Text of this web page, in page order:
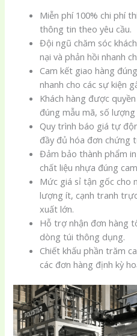
Miễn phí 100% chi phí
thông tin theo yêu cầu.
Đội ngũ chăm sóc
nại và phản hồi nhanh
Cam kết giao hàng
nhanh cho các sự kiện
Khách hàng được
đúng mẫu mã, số
Quy trình báo giá tự
đầy đủ hóa đơn chứng
Đảm bảo thành phẩm
chất liệu nhựa đúng
Mức giá sỉ tận gốc cho
lượng ít, cạnh tranh
xuất lớn.
Hỗ trợ nhận đơn hàng
dòng túi thông dụng.
Chiết khấu phần trăm
các đơn hàng định kỳ